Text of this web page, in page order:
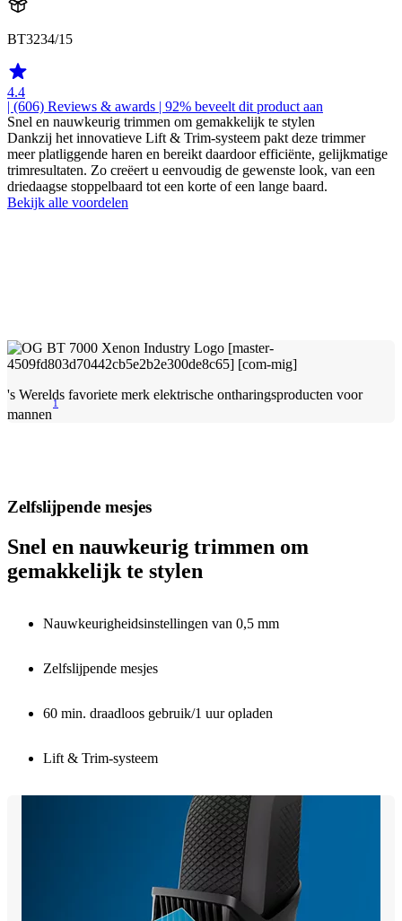
BT3234/15
4.4
| (606) Reviews & awards | 92% beveelt dit product aan
Snel en nauwkeurig trimmen om gemakkelijk te stylen
Dankzij het innovatieve Lift & Trim-systeem pakt deze trimmer
meer platliggende haren en bereikt daardoor efficiënte, gelijkmatige
trimresultaten. Zo creëert u eenvoudig de gewenste look, van een
driedaagse stoppelbaard tot een korte of een lange baard.
Bekijk alle voordelen
's Werelds favoriete merk elektrische ontharingsproducten voor
mannen
1
Zelfslijpende mesjes
Snel en nauwkeurig trimmen om
gemakkelijk te stylen
Nauwkeurigheidsinstellingen van 0,5 mm
Zelfslijpende mesjes
60 min. draadloos gebruik/1 uur opladen
Lift & Trim-systeem